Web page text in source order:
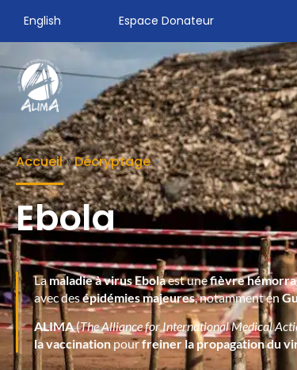
English Espace Donateur
Accueil»Décryptage»
Ebola
Lamaladie à virus Ebolaest unefièvre
avec desépidémies majeures, notamment en
ALIMA(The Alliance for International Medical
la vaccinationpourfreiner la propagation du